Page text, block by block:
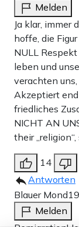
Melden
Ja klar, immer
hoffe, die
NULL Respekt
leben und
verachten
Akzeptiert
friedliches
NICHT AN
their „religion“,
14
Antworten
Blauer Mond
Melden